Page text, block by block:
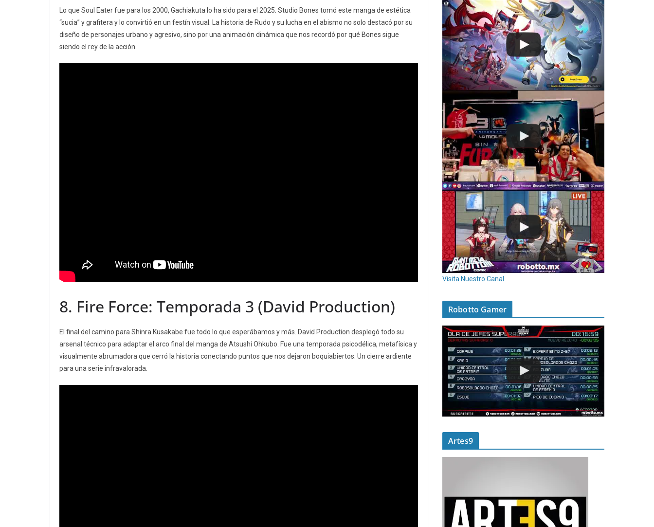
Lo que Soul Eaterfue para los 2000, Gachiakuta lo ha sido para el 2025. Studio Bones tomó este manga de estética
“sucia” y grafitera y lo convirtió en un festín visual. La historia de Rudo y su lucha en el abismo no solo destacó por su
diseño de personajes urbano y agresivo, sino por una animación dinámica que nos recordó por qué Bones sigue
siendo el rey de la acción.
8. Fire Force: Temporada 3 (David Production)
El final del camino para Shinra Kusakabe fue todo lo que esperábamos y más. David Production desplegó todo su
arsenal técnico para adaptar el arco final del manga de Atsushi Ohkubo. Fue una temporada psicodélica, metafísica y
visualmente abrumadora que cerró la historia conectando puntos que nos dejaron boquiabiertos. Un cierre ardiente
para una serie infravalorada.
Visita Nuestro Canal
Robotto Gamer
Artes9